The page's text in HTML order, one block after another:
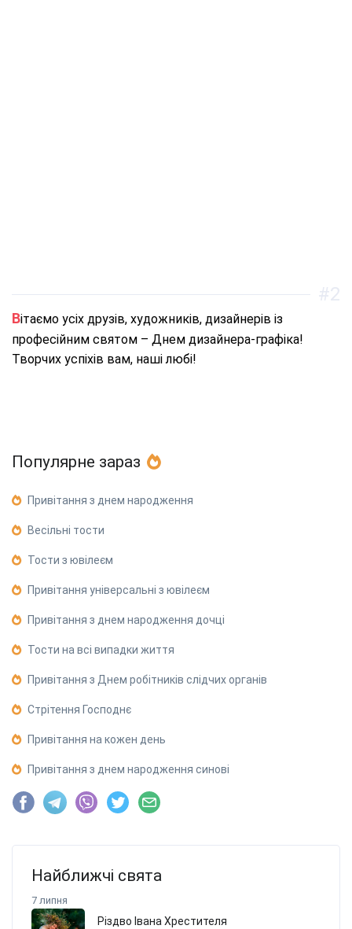
Вітаємо усіх друзів, художників, дизайнерів із
професійним святом – Днем дизайнера-графіка!
Творчих успіхів вам, наші любі!
#2
Популярне зараз
Привітання з днем народження
Весільні тости
Тости з ювілеєм
Привітання універсальні з ювілеєм
Привітання з днем народження дочці
Тости на всі випадки життя
Привітання з Днем робітників слідчих органів
Стрітення Господнє
Привітання на кожен день
Привітання з днем народження синові
Найближчі свята
7 липня
Різдво Івана Хрестителя